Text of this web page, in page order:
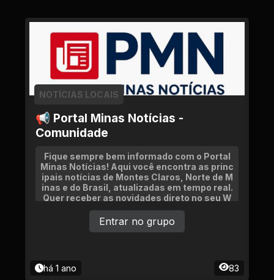
📢 Portal Minas Notícias -
Comunidade
NOTÍCIAS LOCAIS
Fique sempre bem informado com o Portal
Minas Notícias! Aqui você encontra as princ
ipais notícias de Montes Claros, Norte de M
inas e do Brasil, atualizadas em tempo real.
Quer receber as novidades direto no seu W
hatsApp? Entre para o nosso grupo.
há 1 ano 83
Entrar no grupo